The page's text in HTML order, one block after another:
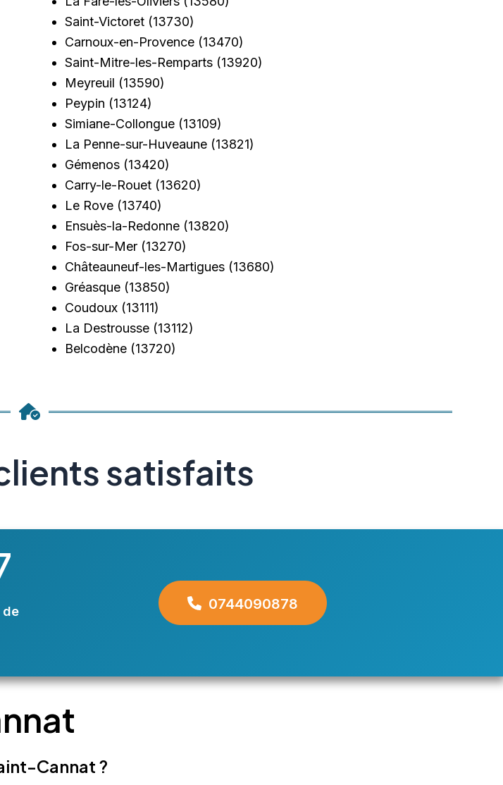
Saint-Victoret (13730)
Carnoux-en-Provence (13470)
Saint-Mitre-les-Remparts (13920)
Meyreuil (13590)
Peypin (13124)
Simiane-Collongue (13109)
La Penne-sur-Huveaune (13821)
Gémenos (13420)
Carry-le-Rouet (13620)
Le Rove (13740)
Ensuès-la-Redonne (13820)
Fos-sur-Mer (13270)
Châteauneuf-les-Martigues (13680)
Gréasque (13850)
Coudoux (13111)
La Destrousse (13112)
Belcodène (13720)
satisfaits
de
0744090878
Cannat ?